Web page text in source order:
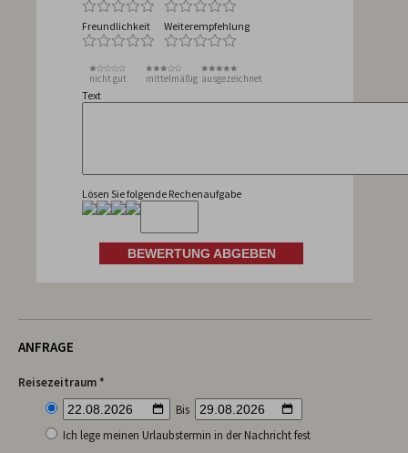
Freundlichkeit Weiterempfehlung
nicht gut mittelmäßig ausgezeichnet
Text
Lösen Sie folgende Rechenaufgabe
ANFRAGE
Reisezeitraum *
Bis
Ich lege meinen Urlaubstermin in der Nachricht fest